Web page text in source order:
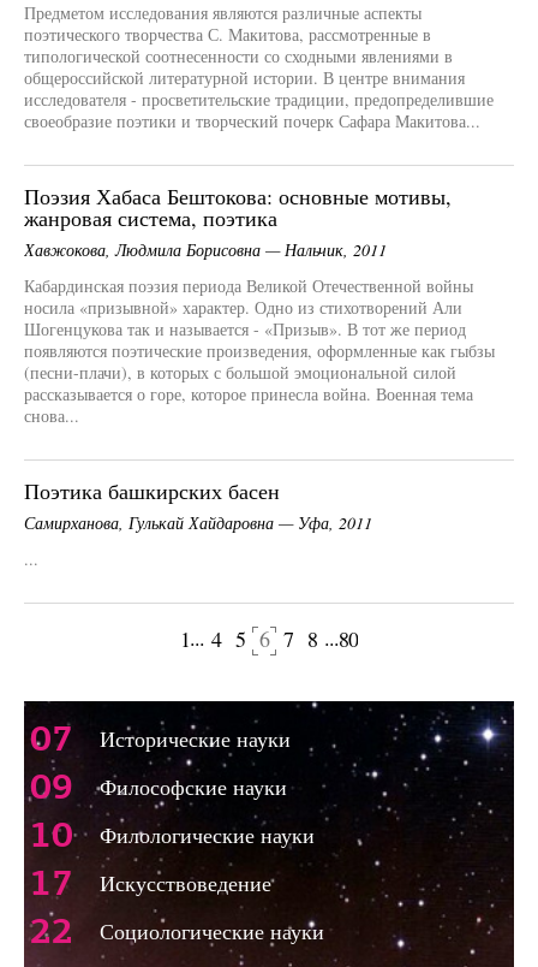
Предметом исследования являются различные аспекты
поэтического творчества С. Макитова, рассмотренные в
типологической соотнесенности со сходными явлениями в
общероссийской литературной истории. В центре внимания
исследователя - просветительские традиции, предопределившие
своеобразие поэтики и творческий почерк Сафара Макитова...
Поэзия Хабаса Бештокова: основные мотивы,
жанровая система, поэтика
Хавжокова, Людмила Борисовна — Нальчик, 2011
Кабардинская поэзия периода Великой Отечественной войны
носила «призывной» характер. Одно из стихотворений Али
Шогенцукова так и называется - «Призыв». В тот же период
появляются поэтические произведения, оформленные как гыбзы
(песни-плачи), в которых с большой эмоциональной силой
рассказывается о горе, которое принесла война. Военная тема
снова...
Поэтика башкирских басен
Самирханова, Гулькай Хайдаровна — Уфа, 2011
...
1... 4 5 6 7 8 ...80
07 Исторические науки
09 Философские науки
10 Филологические науки
17 Искусствоведение
22 Социологические науки